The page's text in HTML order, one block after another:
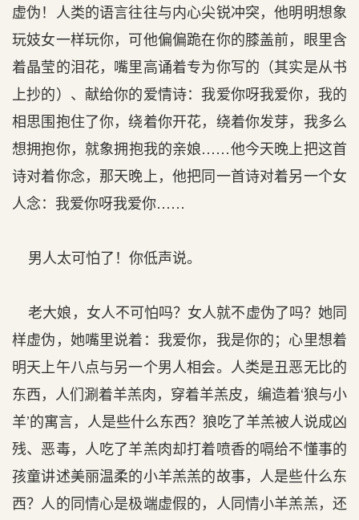
虚伪！人类的语言往往与内心尖锐冲突，他明明想象
玩妓女一样玩你，可他偏偏跪在你的膝盖前，眼里含
着晶莹的泪花，嘴里高诵着专为你写的（其实是从书
上抄的）、献给你的爱情诗：我爱你呀我爱你，我的
相思围抱住了你，绕着你开花，绕着你发芽，我多么
想拥抱你，就象拥抱我的亲娘……他今天晚上把这首
诗对着你念，那天晚上，他把同一首诗对着另一个女
人念：我爱你呀我爱你……
男人太可怕了！你低声说。
老大娘，女人不可怕吗？女人就不虚伪了吗？她同
样虚伪，她嘴里说着：我爱你，我是你的；心里想着
明天上午八点与另一个男人相会。人类是丑恶无比的
东西，人们涮着羊羔肉，穿着羊羔皮，编造着‘狼与小
羊’的寓言，人是些什么东西？狼吃了羊羔被人说成凶
残、恶毒，人吃了羊羔肉却打着喷香的嗝给不懂事的
孩童讲述美丽温柔的小羊羔羔的故事，人是些什么东
西？人的同情心是极端虚假的，人同情小羊羔羔，还